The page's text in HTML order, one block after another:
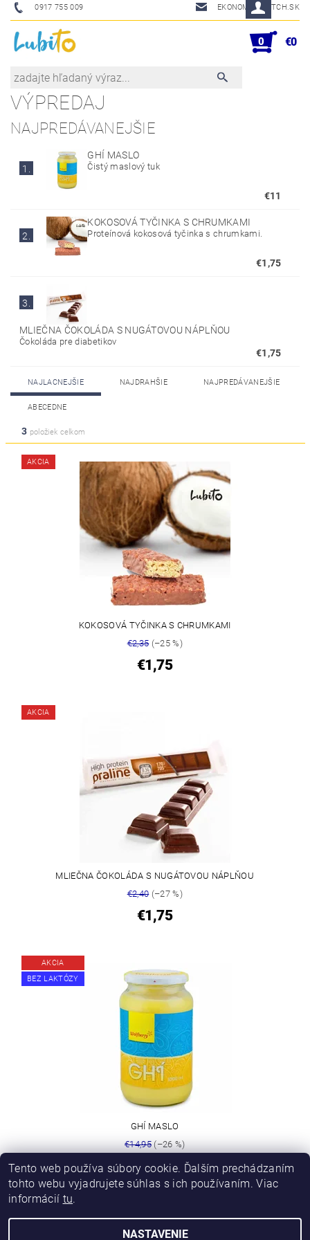
0917 755 009 EKONOM@SKETCH.SK
0 €0
VÝPREDAJ
NAJPREDÁVANEJŠIE
1.
GHÍ MASLO
Čistý maslový tuk
€11
2.
KOKOSOVÁ TYČINKA S CHRUMKAMI
Proteínová kokosová tyčinka s chrumkami.
€1,75
3.
MLIEČNA ČOKOLÁDA S NUGÁTOVOU NÁPLŇOU
Čokoláda pre diabetikov
€1,75
NAJLACNEJŠIE NAJDRAHŠIE NAJPREDÁVANEJŠIE
ABECEDNE
3 položiek celkom
AKCIA
KOKOSOVÁ TYČINKA S CHRUMKAMI
€2,35(–25 %)
€1,75
AKCIA
MLIEČNA ČOKOLÁDA S NUGÁTOVOU NÁPLŇOU
€2,40(–27 %)
€1,75
AKCIA
BEZ LAKTÓZY
GHÍ MASLO
€14,95(–26 %)
€11
Tento web používa súbory cookie. Ďalším prechádzaním
tohto webu vyjadrujete súhlas s ich používaním. Viac
informácií tu.
NASTAVENIE